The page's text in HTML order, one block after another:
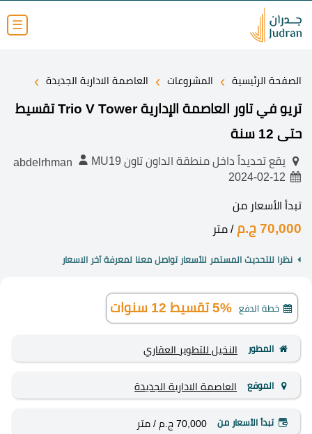
☰
الصفحة الرئيسية › المشروعات › العاصمة الادارية الجديدة ›
تريو في تاور العاصمة الإدارية Trio V Tower تقسيط
حتى 12 سنة
يقع تحديداً داخل منطقة الداون تاون MU19
تبدأ الأسعار من
70,000 ج.م / متر
نظرا للتحديث المستمر للأسعار تواصل معنا لمعرفة آخر الاسعار
خطة الدفع 5% تقسيط 12 سنوات
المطور النخيل للتطوير العقاري
الموقع العاصمة الادارية الجديدة
تبدأ الأسعار من 70,000 ج.م / متر